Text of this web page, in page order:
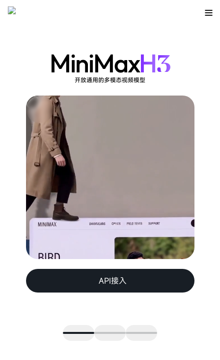
MiniMaxH3
开放通用的多模态视频模型
API接入